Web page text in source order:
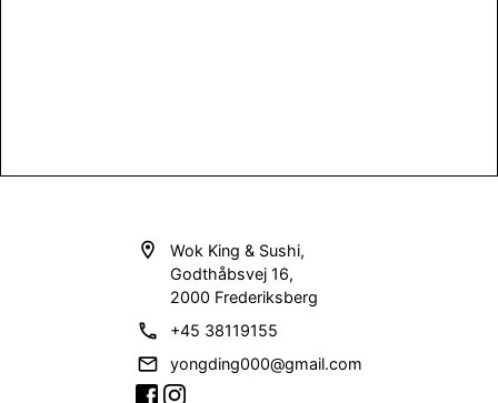
location_on
Wok King & Sushi,
Godthåbsvej 16,
2000 Frederiksberg
phone +45 38119155
email yongding000@gmail.com